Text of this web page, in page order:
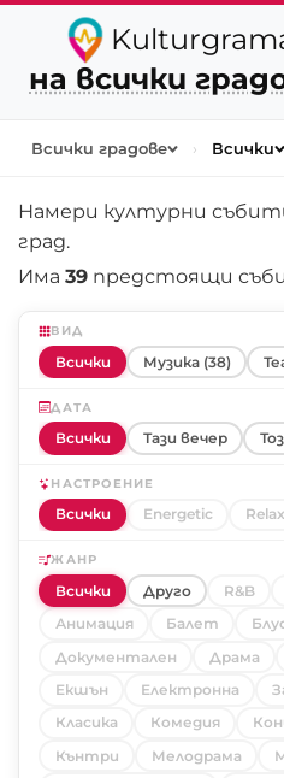
на всички
Всички градове › Всички
Намери културни
град.
Има 39 предстоящи
ВИД
Всички Музика (38)
ДАТА
Всички Тази вечер
НАСТРОЕНИЕ
Всички Energetic
ЖАНР
Всички Друго R&B
Анимация
Балет
Документален
Драма
Екшън
Електронна
Класика
Комедия
Кънтри
Мелодрама